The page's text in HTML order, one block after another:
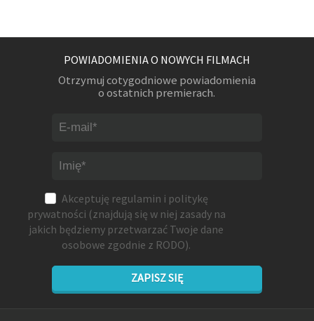
POWIADOMIENIA O NOWYCH FILMACH
Otrzymuj cotygodniowe powiadomienia
o ostatnich premierach.
Akceptuję regulamin i politykę
prywatności (znajdują się w niej zasady na
jakich będziemy przetwarzać Twoje dane
osobowe zgodnie z RODO).
ZAPISZ SIĘ